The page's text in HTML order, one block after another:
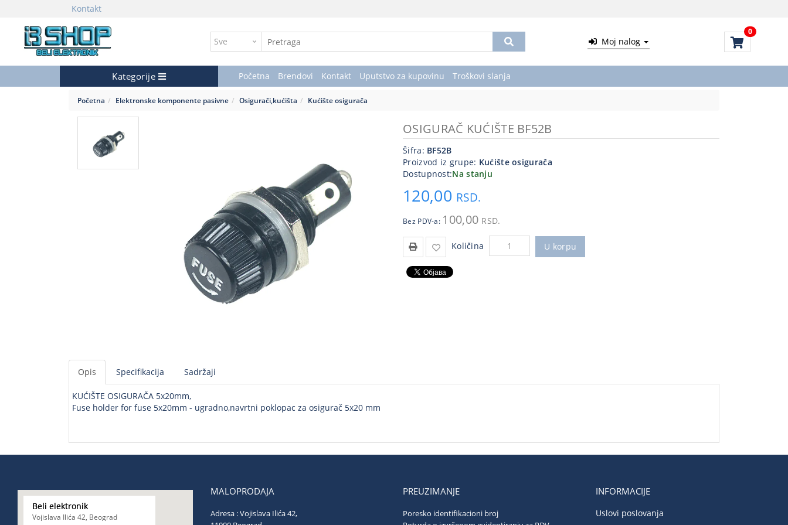
Kontakt
Moj nalog
0
Kategorije Početna Brendovi Kontakt Uputstvo za kupovinu Troškovi slanja
Početna Elektronske komponente pasivne Osigurači,kućišta Kućište osigurača
OSIGURAČ KUĆIŠTE BF52B
Šifra: BF52B
Proizvod iz grupe: Kućište osigurača
Dostupnost:Na stanju
120,00 RSD.
Bez PDV-a: 100,00 RSD.
Količina U korpu
Opis Specifikacija Sadržaji
KUĆIŠTE OSIGURAČA 5x20mm,
Fuse holder for fuse 5x20mm - ugradno,navrtni poklopac za osigurač 5x20 mm
Beli elektronik
Vojislava Ilića 42, Beograd
MALOPRODAJA
Adresa : Vojislava Ilića 42,
PREUZIMANJE
Poresko identifikacioni broj
INFORMACIJE
Uslovi poslovanja